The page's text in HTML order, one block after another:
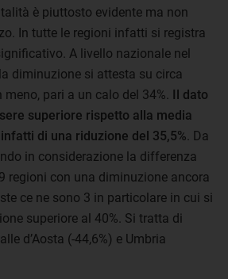
è piuttosto evidente ma non
In tutte le regioni infatti si registra
A livello nazionale nel
diminuzione si attesta su circa
pari a un calo del 34%. Il dato
superiore rispetto alla media
di una riduzione del 35,5% . Da
in considerazione la differenza
regioni con una diminuzione ancora
ce ne sono 3 in particolare in cui si
superiore al 40%. Si tratta di
d’Aosta (-44,6%) e Umbria